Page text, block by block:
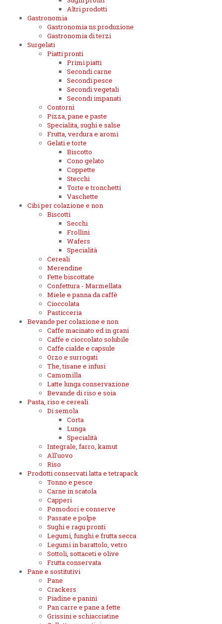
Altri prodotti
Gastronomia
Gastronomia ns.produzione
Gastronomia di terzi
Surgelati
Piatti pronti
Primi piatti
Secondi carne
Secondi pesce
Secondi vegetali
Secondi impanati
Contorni
Pizza, pane e paste
Specialita, sughi e salse
Frutta, verdura e aromi
Gelati e torte
Biscotto
Cono gelato
Coppette
Stecchi
Torte e tronchetti
Vaschette
Cibi per colazione e non
Biscotti
Secchi
Frollini
Wafers
Specialità
Cereali
Merendine
Fette biscottate
Confettura - Marmellata
Miele e panna da caffè
Cioccolata
Pasticceria
Bevande per colazione e non
Caffe macinato ed in grani
Caffe e cioccolato solubile
Caffe cialde e capsule
Orzo e surrogati
The, tisane e infusi
Camomilla
Latte lunga conservazione
Bevande di riso e soia
Pasta, riso e cereali
Di semola
Corta
Lunga
Specialità
Integrale, farro, kamut
All'uovo
Riso
Prodotti conservati latta e tetrapack
Tonno e pesce
Carne in scatola
Capperi
Pomodori e conserve
Passate e polpe
Sughi e ragu pronti
Legumi, funghi e frutta secca
Legumi in barattolo, vetro
Sottoli, sottaceti e olive
Frutta conservata
Pane e sostitutivi
Pane
Crackers
Piadine e panini
Pan carre e pane a fette
Grissini e schiacciatine